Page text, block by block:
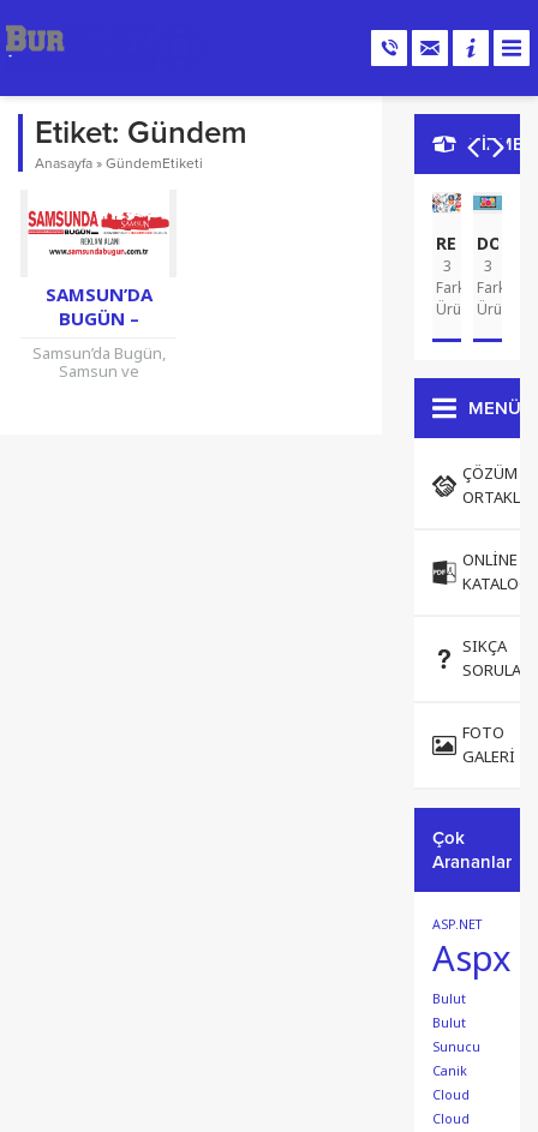
Etiket: Gündem
Anasayfa » GündemEtiketi
SAMSUN’DA
BUGÜN –
SAMSUN HABER
SITESI
Samsun’da Bugün,
Samsun ve
REKLAM
3
Farklı
Ürün
3
Farklı
Ürün
MENÜ
ÇÖZÜM
ONLINE
KATALOG
SIKÇA
FOTO
GALERI
Çok
Arananlar
ASP.NET
Aspx
Bulut
Bulut
Sunucu
Canik
Cloud
Cloud